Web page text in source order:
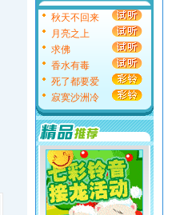
秋天不回来
月亮之上
求佛
香水有毒
死了都要爱
寂寞沙洲冷